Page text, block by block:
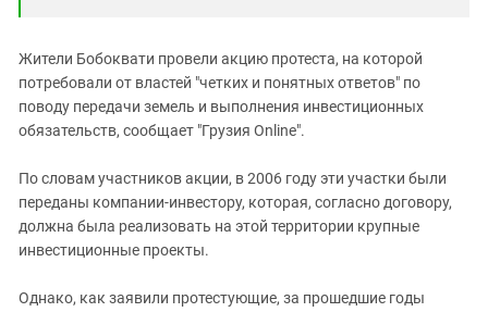
Жители Бобоквати провели акцию протеста, на которой
потребовали от властей "четких и понятных ответов" по
поводу передачи земель и выполнения инвестиционных
обязательств, сообщает "Грузия Online".
По словам участников акции, в 2006 году эти участки были
переданы компании-инвестору, которая, согласно договору,
должна была реализовать на этой территории крупные
инвестиционные проекты.
Однако, как заявили протестующие, за прошедшие годы